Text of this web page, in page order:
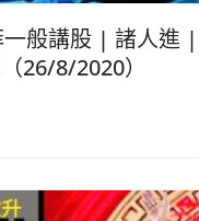
般講股 | 諸人進
26/8/2020）